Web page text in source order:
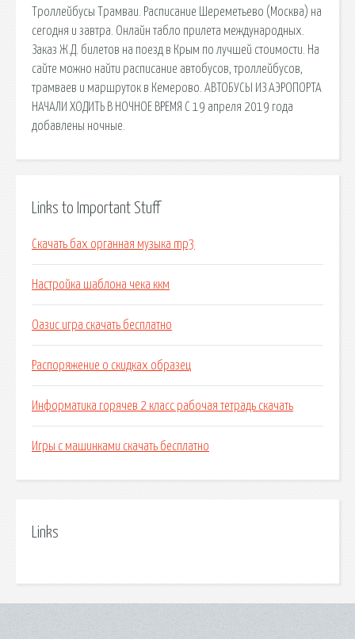
Троллейбусы Трамваи. Расписание Шереметьево (Москва) на
сегодня и завтра. Онлайн табло прилета международных.
Заказ Ж.Д. билетов на поезд в Крым по лучшей стоимости. На
сайте можно найти расписание автобусов, троллейбусов,
трамваев и маршруток в Кемерово. АВТОБУСЫ ИЗ АЭРОПОРТА
НАЧАЛИ ХОДИТЬ В НОЧНОЕ ВРЕМЯ С 19 апреля 2019 года
добавлены ночные.
Links to Important Stuff
Скачать бах органная музыка mp3
Настройка шаблона чека ккм
Оазис игра скачать бесплатно
Распоряжение о скидках образец
Информатика горячев 2 класс рабочая тетрадь скачать
Игры с машинками скачать бесплатно
Links